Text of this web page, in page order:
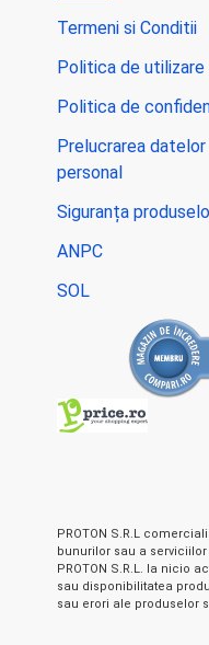
Termeni si Conditii
Politica de
Politica de
Prelucrarea
personal
Siguranța
ANPC
SOL
PROTON S.R.L
bunurilor sau a
PROTON S.R.L. la nicio
sau disponibilitatea
sau erori ale produselor